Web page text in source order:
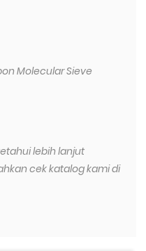
Molecular Sieve
lebih lanjut
cek katalog kami di